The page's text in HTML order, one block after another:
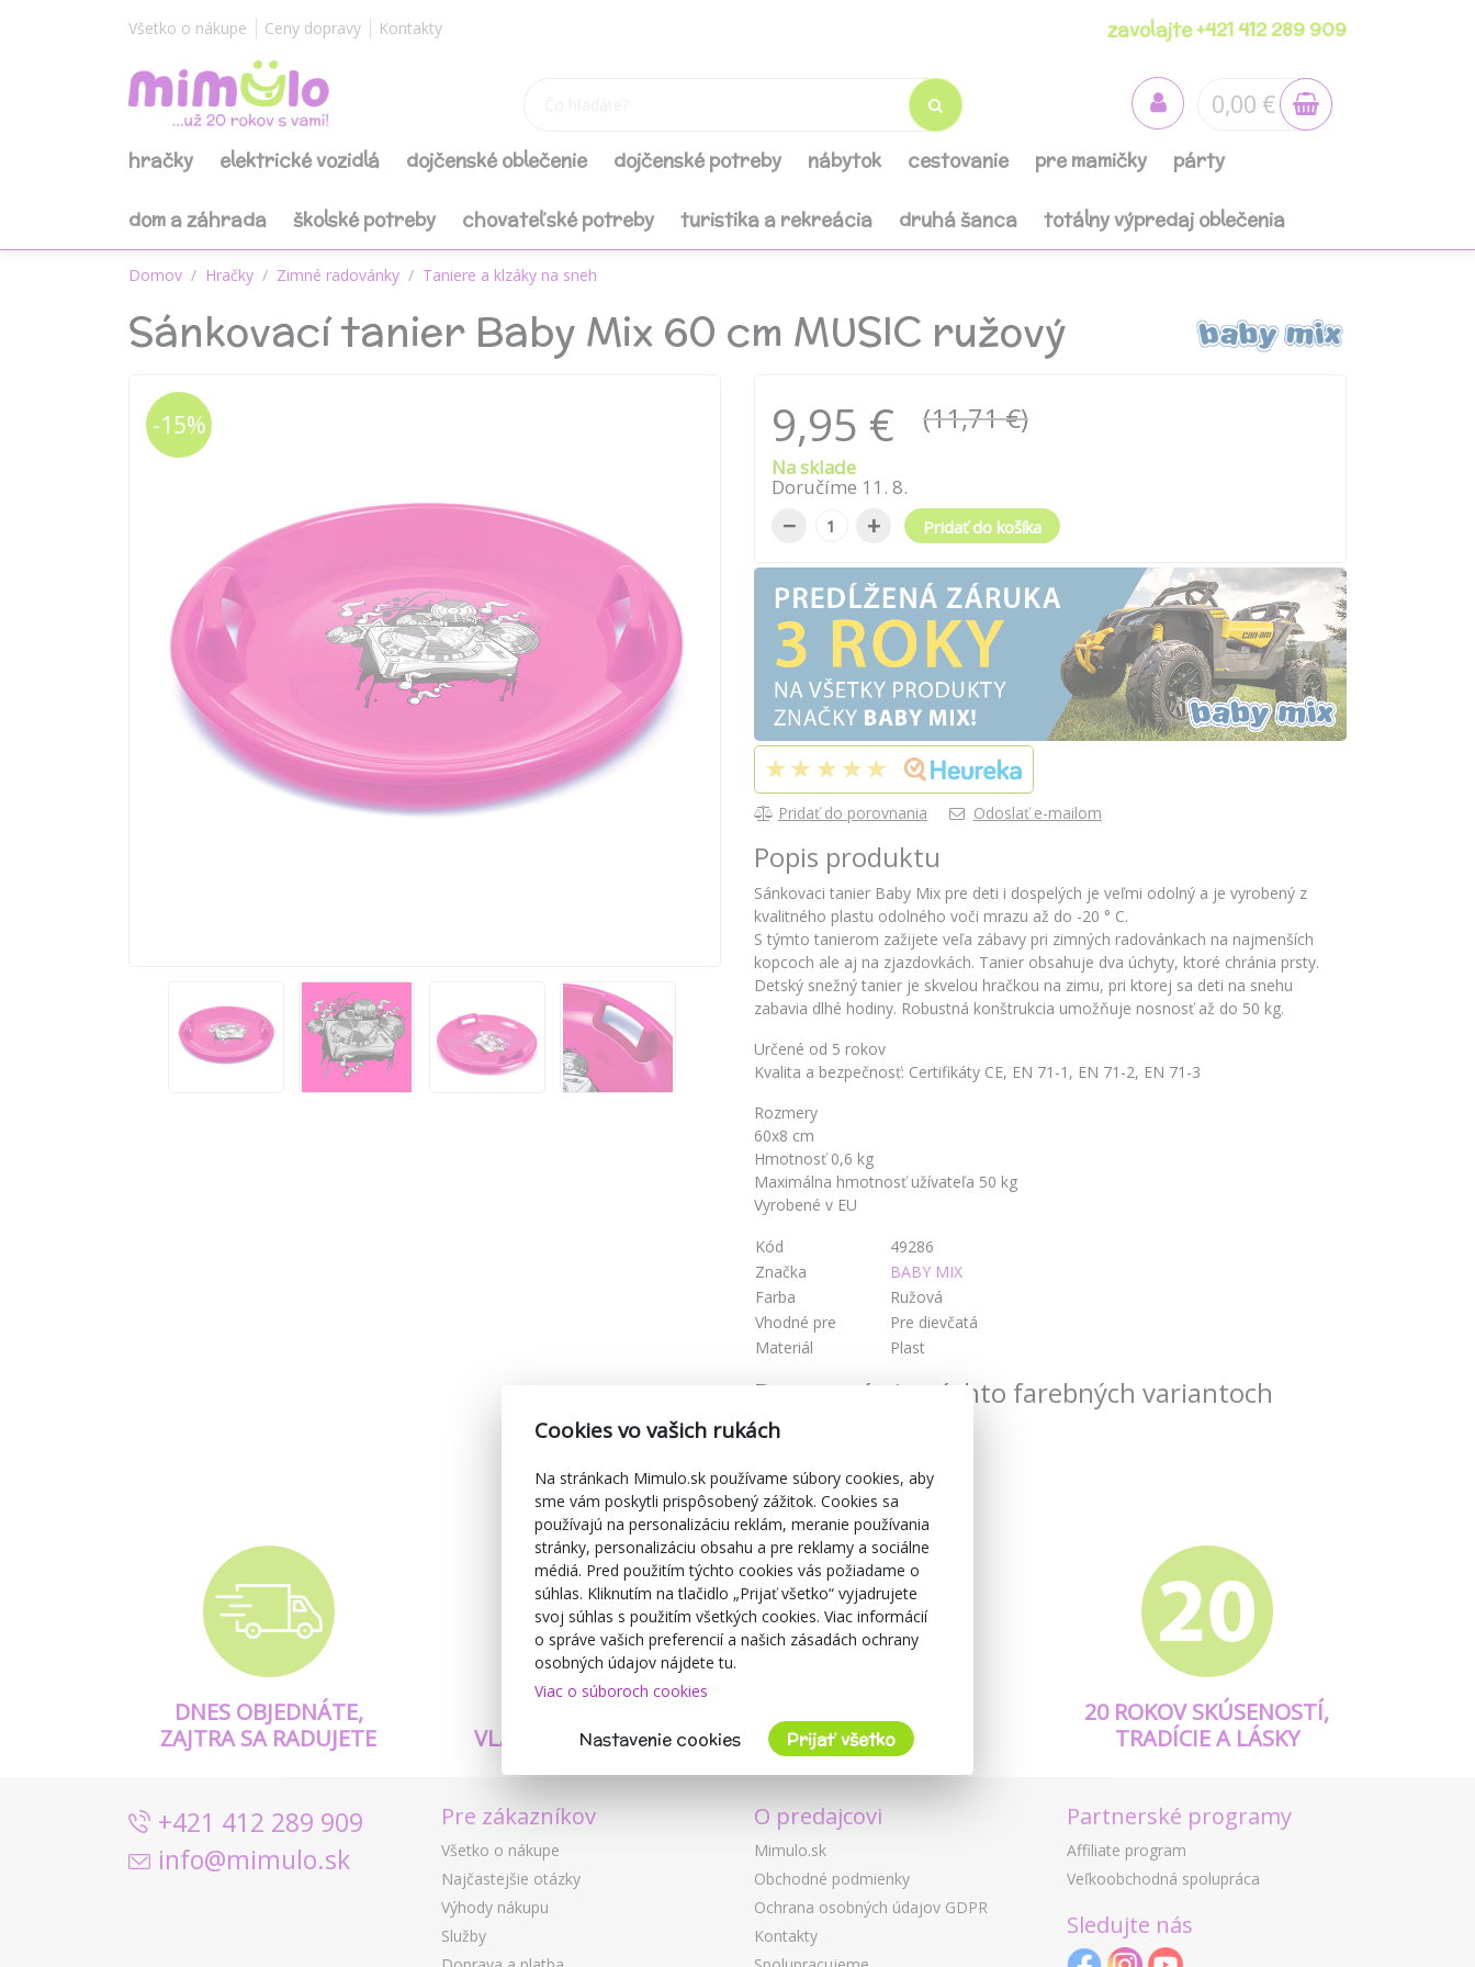
Všetko o nákupe Ceny dopravy Kontakty zavolajte +421 412 289 909
0,00 €
hračky elektrické vozidlá dojčenské oblečenie dojčenské potreby nábytok cestovanie pre mamičky párty
dom a záhrada školské potreby chovateľské potreby turistika a rekreácia druhá šanca totálny výpredaj oblečenia
Domov Hračky Zimné radovánky Taniere a klzáky na sneh
Sánkovací tanier Baby Mix 60 cm MUSIC ružový
-15% 9,95 € (11,71 €)
Na sklade
Doručíme 11 . 8.
− + Pridať do košíka
Pridať do porovnania Odoslať e-mailom
Popis produktu
Sánkovaci tanier Baby Mix pre deti i dospelých je veľmi odolný a je vyrobený z
kvalitného plastu odolného voči mrazu až do -20 ° C.
S týmto tanierom zažijete veľa zábavy pri zimných radovánkach na najmenších
kopcoch ale aj na zjazdovkách. Tanier obsahuje dva úchyty, ktoré chránia prsty.
Detský snežný tanier je skvelou hračkou na zimu, pri ktorej sa deti na snehu
zabavia dlhé hodiny. Robustná konštrukcia umožňuje nosnosť až do 50 kg.
Určené od 5 rokov
Kvalita a bezpečnosť: Certifikáty CE, EN 71-1, EN 71-2, EN 71-3
Rozmery
60x8 cm
Hmotnosť 0,6 kg
Maximálna hmotnosť užívateľa 50 kg
Vyrobené v EU
Kód
49286
Značka
BABY MIX
Farba
Ružová
Vhodné pre
Pre dievčatá
Materiál
Plast
Dostupné aj v týchto farebných variantoch
DNES OBJEDNÁTE,
ZAJTRA SA RADUJETE
VLASTNÉ PRODUKTY
A KVALITA
20 ROKOV SKÚSENOSTÍ,
TRADÍCIE A LÁSKY
+421 412 289 909
info@mimulo.sk
Pre zákazníkov
Všetko o nákupe
Najčastejšie otázky
Výhody nákupu
Služby
O predajcovi
Mimulo.sk
Obchodné podmienky
Ochrana osobných údajov GDPR
Kontakty
Partnerské programy
Affiliate program
Veľkoobchodná spolupráca
Sledujte nás
Cookies vo vašich rukách
Na stránkach Mimulo.sk používame súbory cookies, aby
sme vám poskytli prispôsobený zážitok. Cookies sa
používajú na personalizáciu reklám, meranie používania
stránky, personalizáciu obsahu a pre reklamy a sociálne
médiá. Pred použitím týchto cookies vás požiadame o
súhlas. Kliknutím na tlačidlo „Prijať všetko“ vyjadrujete
svoj súhlas s použitím všetkých cookies. Viac informácií
o správe vašich preferencií a našich zásadách ochrany
osobných údajov nájdete tu.
Viac o súboroch cookies
Nastavenie cookies Prijať všetko